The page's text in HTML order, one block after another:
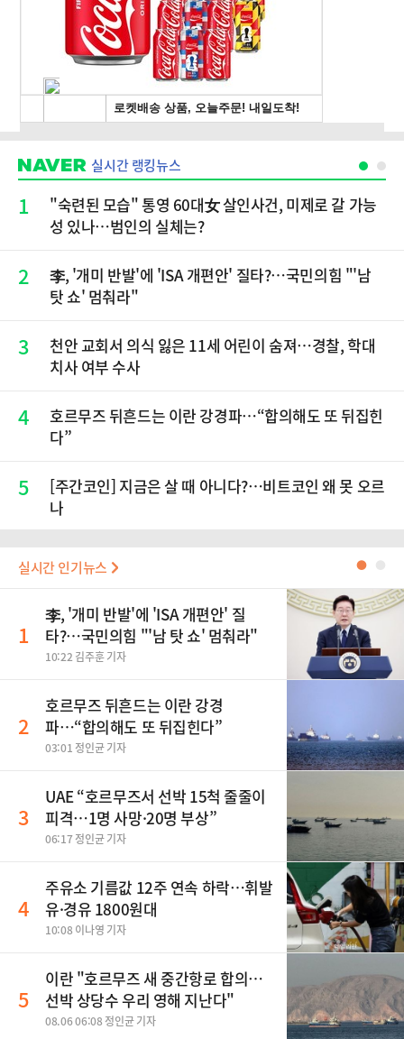
실시간 랭킹뉴스
1
"숙련된 모습" 통영 60대女 살인사건, 미제로 갈 가능
성 있나…범인의 실체는?
2
李, '개미 반발'에 'ISA 개편안' 질타?…국민의힘 "'남
탓 쇼' 멈춰라"
3
천안 교회서 의식 잃은 11세 어린이 숨져…경찰, 학대
치사 여부 수사
4
호르무즈 뒤흔드는 이란 강경파…“합의해도 또 뒤집힌
다”
5
[주간코인] 지금은 살 때 아니다?…비트코인 왜 못 오르
나
실시간 인기뉴스 ●
1
李, '개미 반발'에 'ISA 개편안' 질
타?…국민의힘 "'남 탓 쇼' 멈춰라"
10:22 김주훈 기자
2
호르무즈 뒤흔드는 이란 강경
파…“합의해도 또 뒤집힌다”
03:01 정인균 기자
3
UAE “호르무즈서 선박 15척 줄줄이
피격…1명 사망·20명 부상”
06:17 정인균 기자
4
주유소 기름값 12주 연속 하락…휘발
유·경유 1800원대
10:08 이나영 기자
5
이란 "호르무즈 새 중간항로 합의…
선박 상당수 우리 영해 지난다"
08.06 06:08 정인균 기자